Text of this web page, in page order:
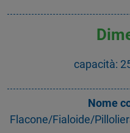
capacità:
Nome
Flacone/Fialoide/